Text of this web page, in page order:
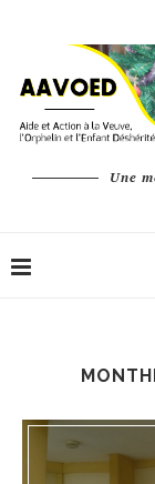
Une